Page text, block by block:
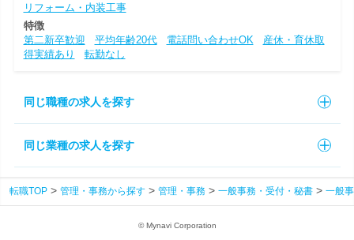
リフォーム・内装工事
特徴
第二新卒歓迎
平均年齢20代 電話問い合わせOK
産休・育休取
得実績あり
転勤なし
同じ職種の求人を探す
同じ業種の求人を探す
転職TOP 管理・事務から探す 管理・事務 一般事務・受付・秘書 一般
© Mynavi Corporation